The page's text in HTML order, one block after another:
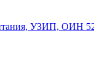
УЗИП, ОИН